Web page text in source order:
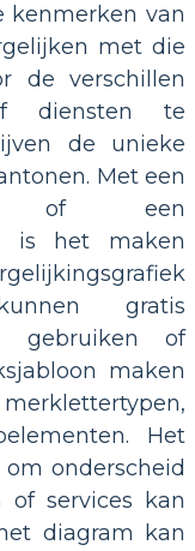
kenmerken van
met die
de verschillen
diensten te
de unieke
Met een
of een
is het maken
gratis
gebruiken of
maken
Het
onderscheid
services kan
diagram kan